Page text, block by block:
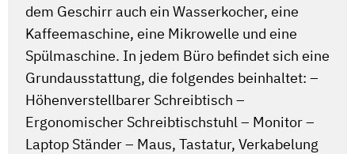
dem Geschirr auch ein Wasserkocher, eine
Kaffeemaschine, eine Mikrowelle und eine
Spülmaschine. In jedem Büro befindet sich eine
Grundausstattung, die folgendes beinhaltet: –
Höhenverstellbarer Schreibtisch –
Ergonomischer Schreibtischstuhl – Monitor –
Laptop Ständer – Maus, Tastatur, Verkabelung